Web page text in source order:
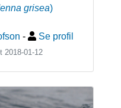
grisea)
- Se profil
2018-01-12